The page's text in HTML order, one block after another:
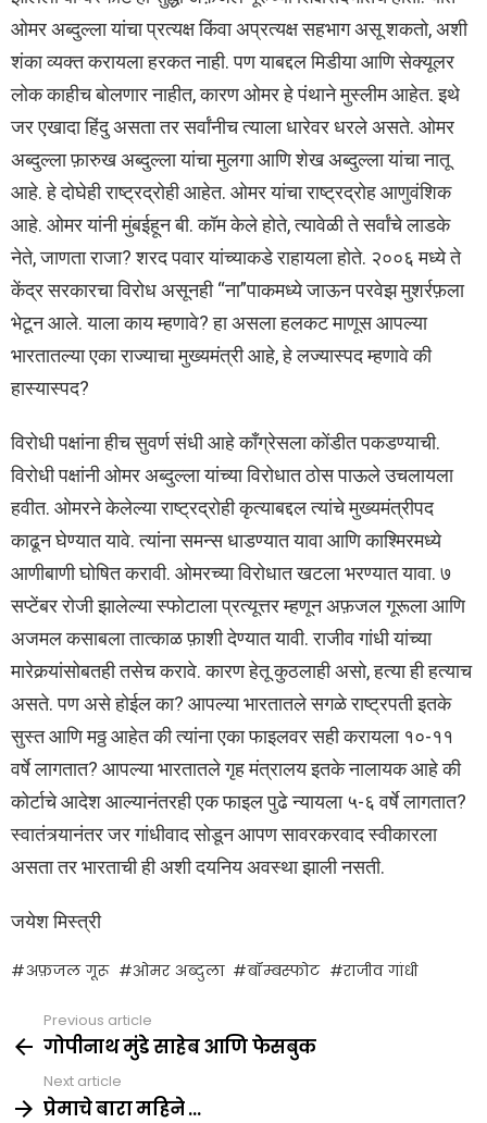
ओमर अब्दुल्ला यांचा प्रत्यक्ष किंवा अप्रत्यक्ष सहभाग असू शकतो, अशी
शंका व्यक्त करायला हरकत नाही. पण याबद्दल मिडीया आणि सेक्यूलर
लोक काहीच बोलणार नाहीत, कारण ओमर हे पंथाने मुस्लीम आहेत. इथे
जर एखादा हिंदु असता तर सर्वांनीच त्याला धारेवर धरले असते. ओमर
अब्दुल्ला फ़ारुख अब्दुल्ला यांचा मुलगा आणि शेख अब्दुल्ला यांचा नातू
आहे. हे दोघेही राष्ट्रद्रोही आहेत. ओमर यांचा राष्ट्रद्रोह आणुवंशिक
आहे. ओमर यांनी मुंबईहून बी. कॉम केले होते, त्यावेळी ते सर्वांचे लाडके
नेते, जाणता राजा? शरद पवार यांच्याकडे राहायला होते. २००६ मध्ये ते
केंद्र सरकारचा विरोध असूनही “ना”पाकमध्ये जाऊन परवेझ मुशर्रफ़ला
भेटून आले. याला काय म्हणावे? हा असला हलकट माणूस आपल्या
भारतातल्या एका राज्याचा मुख्यमंत्री आहे, हे लज्यास्पद म्हणावे की
हास्यास्पद?
विरोधी पक्षांना हीच सुवर्ण संधी आहे काँग्रेसला कोंडीत पकडण्याची.
विरोधी पक्षांनी ओमर अब्दुल्ला यांच्या विरोधात ठोस पाऊले उचलायला
हवीत. ओमरने केलेल्या राष्ट्रद्रोही कृत्याबद्दल त्यांचे मुख्यमंत्रीपद
काढून घेण्यात यावे. त्यांना समन्स धाडण्यात यावा आणि काश्मिरमध्ये
आणीबाणी घोषित करावी. ओमरच्या विरोधात खटला भरण्यात यावा. ७
सप्टेंबर रोजी झालेल्या स्फोटाला प्रत्यूत्तर म्हणून अफ़जल गूरूला आणि
अजमल कसाबला तात्काळ फ़ाशी देण्यात यावी. राजीव गांधी यांच्या
मारेकर्‍यांसोबतही तसेच करावे. कारण हेतू कुठलाही असो, हत्या ही हत्याच
असते. पण असे होईल का? आपल्या भारतातले सगळे राष्ट्रपती इतके
सुस्त आणि मठ्ठ आहेत की त्यांना एका फाइलवर सही करायला १०-११
वर्षे लागतात? आपल्या भारतातले गृह मंत्रालय इतके नालायक आहे की
कोर्टाचे आदेश आल्यानंतरही एक फाइल पुढे न्यायला ५-६ वर्षे लागतात?
स्वातंत्र्यानंतर जर गांधीवाद सोडून आपण सावरकरवाद स्वीकारला
असता तर भारताची ही अशी दयनिय अवस्था झाली नसती.
जयेश मिस्त्री
अफ़जल गूरू ओमर अब्दुला बॉम्बस्फोट राजीव गांधी
more
Previous article
गोपीनाथ मुंडे साहेब आणि फेसबुक
Next article
प्रेमाचे बारा महिने …